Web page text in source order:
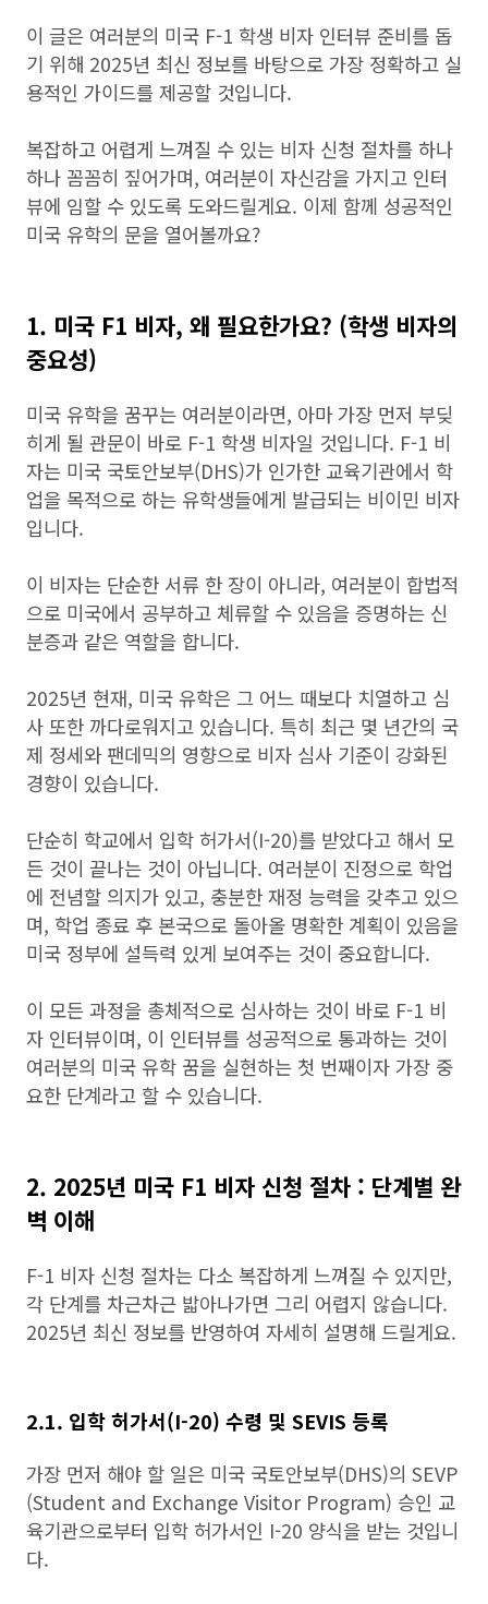
이 글은 여러분의 미국 F-1 학생 비자 인터뷰 준비를 돕
기 위해 2025년 최신 정보를 바탕으로 가장 정확하고 실
용적인 가이드를 제공할 것입니다.
복잡하고 어렵게 느껴질 수 있는 비자 신청 절차를 하나
하나 꼼꼼히 짚어가며, 여러분이 자신감을 가지고 인터
뷰에 임할 수 있도록 도와드릴게요. 이제 함께 성공적인
미국 유학의 문을 열어볼까요?
1. 미국 F1 비자, 왜 필요한가요? (학생 비자의
중요성)
미국 유학을 꿈꾸는 여러분이라면, 아마 가장 먼저 부딪
히게 될 관문이 바로 F-1 학생 비자일 것입니다. F-1 비
자는 미국 국토안보부(DHS)가 인가한 교육기관에서 학
업을 목적으로 하는 유학생들에게 발급되는 비이민 비자
입니다.
이 비자는 단순한 서류 한 장이 아니라, 여러분이 합법적
으로 미국에서 공부하고 체류할 수 있음을 증명하는 신
분증과 같은 역할을 합니다.
2025년 현재, 미국 유학은 그 어느 때보다 치열하고 심
사 또한 까다로워지고 있습니다. 특히 최근 몇 년간의 국
제 정세와 팬데믹의 영향으로 비자 심사 기준이 강화된
경향이 있습니다.
단순히 학교에서 입학 허가서(I-20)를 받았다고 해서 모
든 것이 끝나는 것이 아닙니다. 여러분이 진정으로 학업
에 전념할 의지가 있고, 충분한 재정 능력을 갖추고 있으
며, 학업 종료 후 본국으로 돌아올 명확한 계획이 있음을
미국 정부에 설득력 있게 보여주는 것이 중요합니다.
이 모든 과정을 총체적으로 심사하는 것이 바로 F-1 비
자 인터뷰이며, 이 인터뷰를 성공적으로 통과하는 것이
여러분의 미국 유학 꿈을 실현하는 첫 번째이자 가장 중
요한 단계라고 할 수 있습니다.
2. 2025년 미국 F1 비자 신청 절차 : 단계별 완
벽 이해
F-1 비자 신청 절차는 다소 복잡하게 느껴질 수 있지만,
각 단계를 차근차근 밟아나가면 그리 어렵지 않습니다.
2025년 최신 정보를 반영하여 자세히 설명해 드릴게요.
2.1. 입학 허가서(I-20) 수령 및 SEVIS 등록
가장 먼저 해야 할 일은 미국 국토안보부(DHS)의 SEVP
(Student and Exchange Visitor Program) 승인 교
육기관으로부터 입학 허가서인 I-20 양식을 받는 것입니
다.